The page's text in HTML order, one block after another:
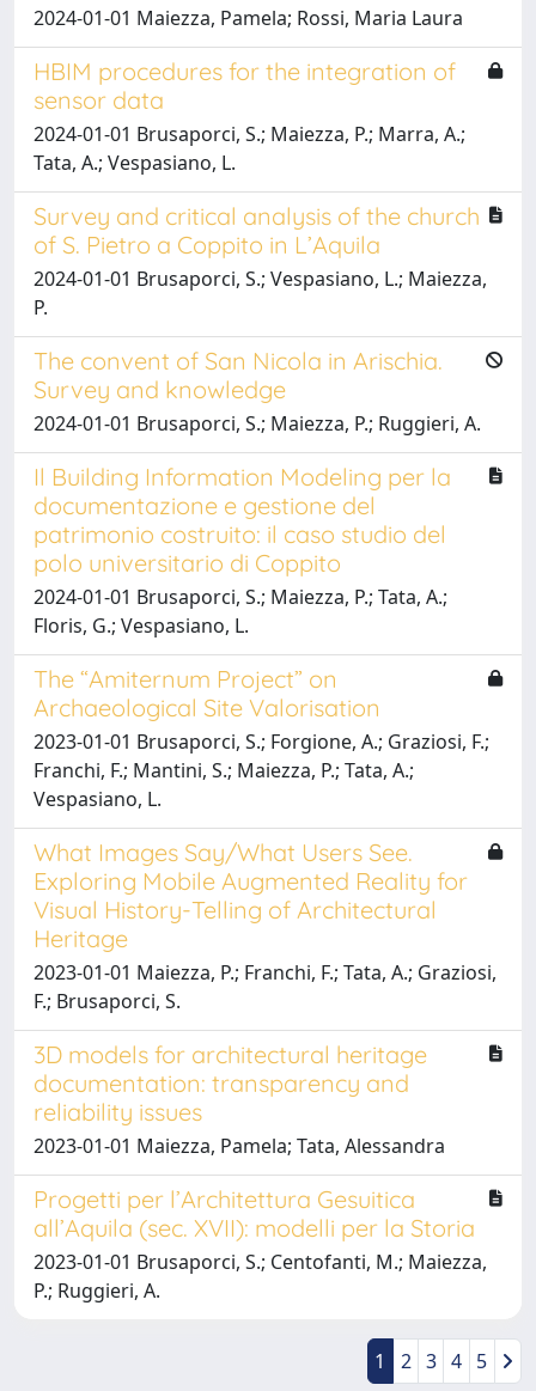
2024-01-01 Maiezza, Pamela; Rossi, Maria Laura
HBIM procedures for the integration of
sensor data
2024-01-01 Brusaporci, S.; Maiezza, P.; Marra, A.;
Tata, A.; Vespasiano, L.
Survey and critical analysis of the church
of S. Pietro a Coppito in L’Aquila
2024-01-01 Brusaporci, S.; Vespasiano, L.; Maiezza,
P.
The convent of San Nicola in Arischia.
Survey and knowledge
2024-01-01 Brusaporci, S.; Maiezza, P.; Ruggieri, A.
Il Building Information Modeling per la
documentazione e gestione del
patrimonio costruito: il caso studio del
polo universitario di Coppito
2024-01-01 Brusaporci, S.; Maiezza, P.; Tata, A.;
Floris, G.; Vespasiano, L.
The “Amiternum Project” on
Archaeological Site Valorisation
2023-01-01 Brusaporci, S.; Forgione, A.; Graziosi, F.;
Franchi, F.; Mantini, S.; Maiezza, P.; Tata, A.;
Vespasiano, L.
What Images Say/What Users See.
Exploring Mobile Augmented Reality for
Visual History-Telling of Architectural
Heritage
2023-01-01 Maiezza, P.; Franchi, F.; Tata, A.; Graziosi,
F.; Brusaporci, S.
3D models for architectural heritage
documentation: transparency and
reliability issues
2023-01-01 Maiezza, Pamela; Tata, Alessandra
Progetti per l’Architettura Gesuitica
all’Aquila (sec. XVII): modelli per la Storia
2023-01-01 Brusaporci, S.; Centofanti, M.; Maiezza,
P.; Ruggieri, A.
1 2 3 4 5